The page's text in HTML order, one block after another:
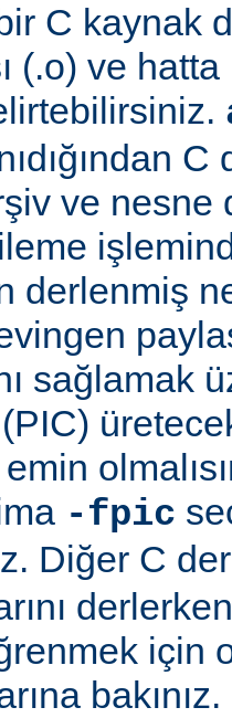
C kaynak
(.o) ve
ve nesne
derlenmiş
sağlamak
(PIC)
-fpic
Diğer C
için
bakınız.